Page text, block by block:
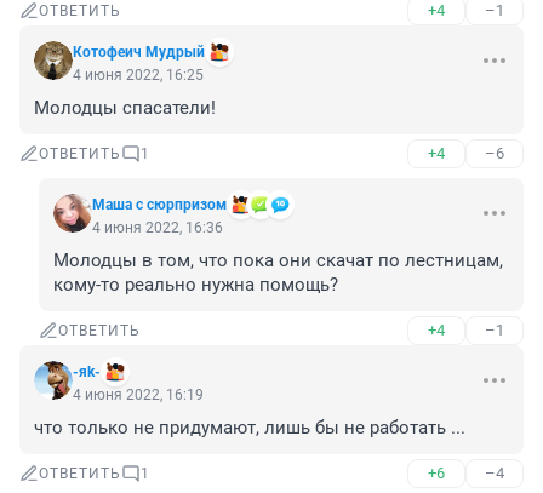
ОТВЕТИТЬ +4 –1
Котофеич Мудрый
4 июня 2022, 16:25
Молодцы спасатели!
ОТВЕТИТЬ 1 +4 –6
Маша с сюрпризом
4 июня 2022, 16:36
Молодцы в том, что пока они скачат по лестницам,
кому-то реально нужна помощь?
ОТВЕТИТЬ +4 –1
-яk-
4 июня 2022, 16:19
что только не придумают, лишь бы не работать ...
ОТВЕТИТЬ 1 +6 –4